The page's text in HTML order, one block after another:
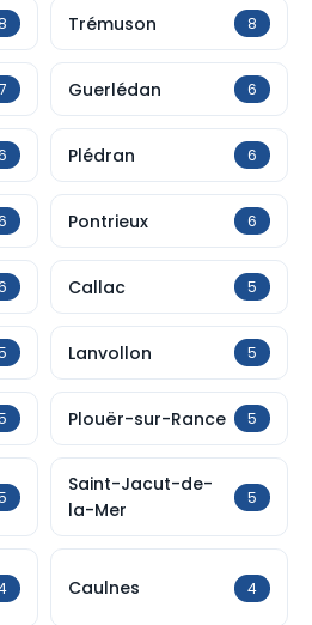
8 Trémuson 8
7 Guerlédan 6
Plédran 6
Pontrieux 6
Callac 5
Lanvollon 5
Plouër-sur-Rance 5
Saint-Jacut-de-
la-Mer
5
Caulnes 4